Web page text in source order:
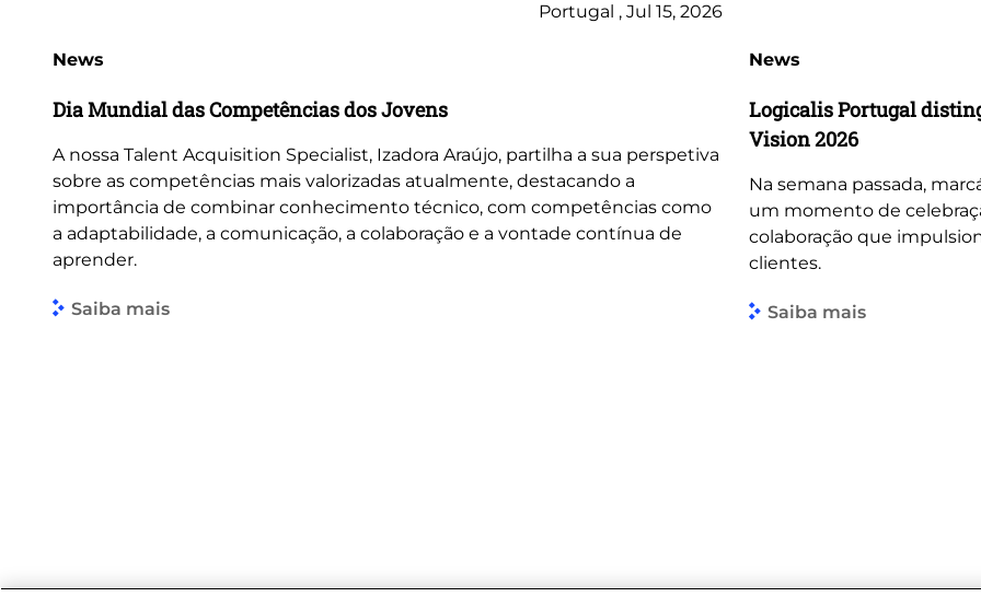
Portugal , Jul 15, 2026
News
Dia Mundial das Competências dos Jovens
A nossa Talent Acquisition Specialist, Izadora Araújo, partilha a sua perspetiva
sobre as competências mais valorizadas atualmente, destacando a
importância de combinar conhecimento técnico, com competências como
a adaptabilidade, a comunicação, a colaboração e a vontade contínua de
aprender.
Saiba mais
News
Logicalis Portugal
Vision 2026
Na semana passada,
um momento de
colaboração que
clientes.
Saiba mais